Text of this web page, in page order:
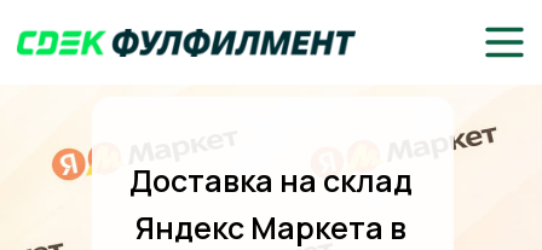
Доставка на склад
Яндекс Маркета в